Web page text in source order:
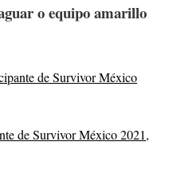
o equipo amarillo
de Survivor México
de Survivor México 2021,